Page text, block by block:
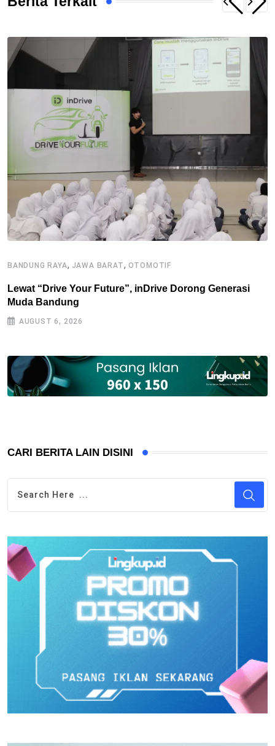
BANDUNG RAYA, JAWA BARAT, OTOMOTIF
Lewat “Drive Your Future”, inDrive Dorong Generasi
Muda Bandung
AUGUST 6, 2026
CARI BERITA LAIN DISINI